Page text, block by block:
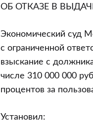
производство
69-
7/
Пп/2015)
“Об
отказе
выдаче
ОБ ОТКАЗЕ В
Экономический суд
с ограниченной
взыскание с
числе 310 000 000
процентов за
Установил: